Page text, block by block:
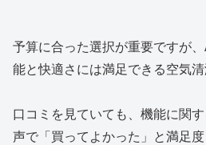
予算に合った選択が重要ですが
能と快適さには満足できる空気清
口コミを見ていても、機能に関
声で「買ってよかった」と満足度